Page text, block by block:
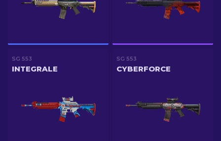
SG 553
INTEGRALE
SG 553
CYBERFORCE